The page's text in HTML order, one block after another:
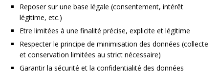
Reposer sur une base légale (consentement, intérêt
légitime, etc.)
Etre limitées à une finalité précise, explicite et légitime
Respecter le principe de minimisation des données (collecte
et conservation limitées au strict nécessaire)
Garantir la sécurité et la confidentialité des données